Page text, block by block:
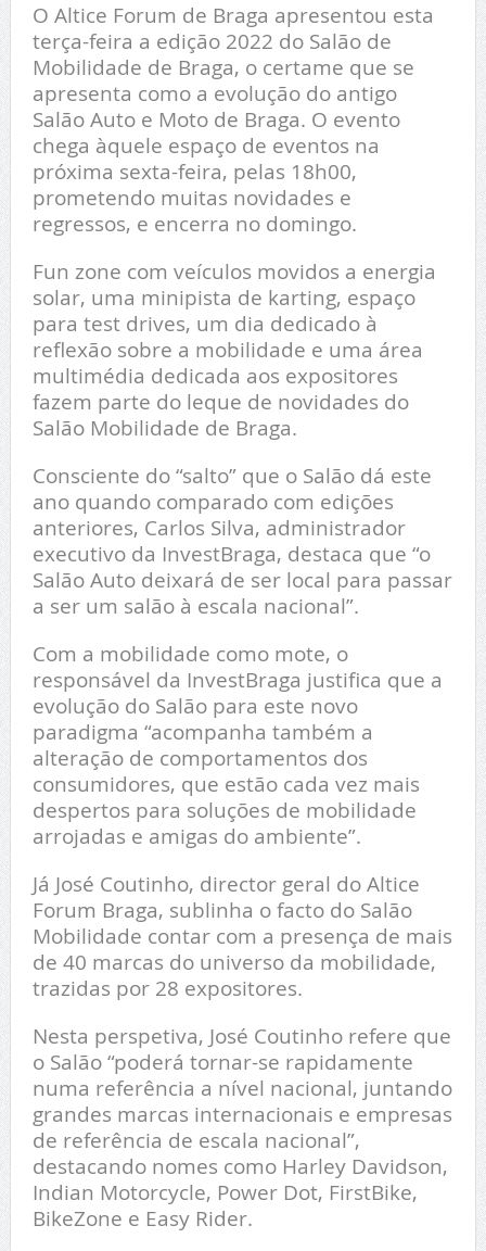
O Altice Forum de Braga apresentou esta
terça-feira a edição 2022 do Salão de
Mobilidade de Braga, o certame que se
apresenta como a evolução do antigo
Salão Auto e Moto de Braga. O evento
chega àquele espaço de eventos na
próxima sexta-feira, pelas 18h00,
prometendo muitas novidades e
regressos, e encerra no domingo.
Fun zone com veículos movidos a energia
solar, uma minipista de karting, espaço
para test drives, um dia dedicado à
reflexão sobre a mobilidade e uma área
multimédia dedicada aos expositores
fazem parte do leque de novidades do
Salão Mobilidade de Braga.
Consciente do “salto” que o Salão dá este
ano quando comparado com edições
anteriores, Carlos Silva, administrador
executivo da InvestBraga, destaca que “o
Salão Auto deixará de ser local para passar
a ser um salão à escala nacional”.
Com a mobilidade como mote, o
responsável da InvestBraga justifica que a
evolução do Salão para este novo
paradigma “acompanha também a
alteração de comportamentos dos
consumidores, que estão cada vez mais
despertos para soluções de mobilidade
arrojadas e amigas do ambiente”.
Já José Coutinho, director geral do Altice
Forum Braga, sublinha o facto do Salão
Mobilidade contar com a presença de mais
de 40 marcas do universo da mobilidade,
trazidas por 28 expositores.
Nesta perspetiva, José Coutinho refere que
o Salão “poderá tornar-se rapidamente
numa referência a nível nacional, juntando
grandes marcas internacionais e empresas
de referência de escala nacional”,
destacando nomes como Harley Davidson,
Indian Motorcycle, Power Dot, FirstBike,
BikeZone e Easy Rider.